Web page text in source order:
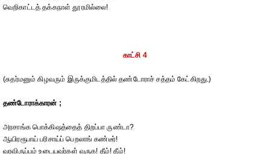
வெறிகாட்டத் தக்கநாள் தூரமில்லை!
காட்சி 4
(சுதர்மனும் கிழவரும் இருக்குமிடத்தில் தண்டோராச் சத்தம் கேட்கிறது.)
தண்டோராக்காரன் ;
அரசாங்க பொக்கிஷத்தைத் திறப்பா ருண்டா?
ஆயிரரூபாய் பரிசாய்ப் பெறலாங் கண்டீர்!
வரவிருப்பம் உடையவர்கள் வருக! தீம்! தீம்!